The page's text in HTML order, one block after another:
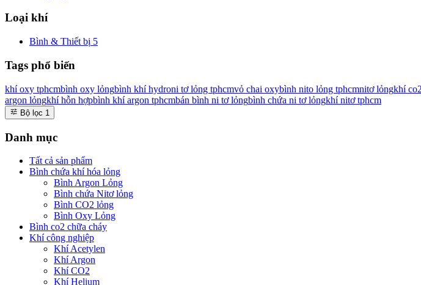
Loại khí
Bình & Thiết bị 5
Tags phổ biến
khí oxy tphcmbình oxy lỏngbình khí hydroni tơ lỏng tphcmvỏ chai oxybình nito lỏng tphcmnitơ lỏngkhí
argon lỏngkhí hỗn hợpbình khí argon tphcmbán bình ni tơ lỏngbình chứa ni tơ lỏngkhí nitơ tphcm
Bộ lọc 1
Danh mục
Tất cả sản phẩm
Bình chứa khí hóa lỏng
Bình Argon Lỏng
Bình chứa Nitơ lỏng
Bình CO2 lỏng
Bình Oxy Lỏng
Bình co2 chữa cháy
Khí công nghiệp
Khí Acetylen
Khí Argon
Khí CO2
Khí Helium